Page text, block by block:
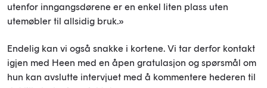
utenfor inngangsdørene er en enkel liten plass uten
utemøbler til allsidig bruk.»
Endelig kan vi også snakke i kortene. Vi tar derfor kontakt
igjen med Heen med en åpen gratulasjon og spørsmål om
hun kan avslutte intervjuet med å kommentere hederen til